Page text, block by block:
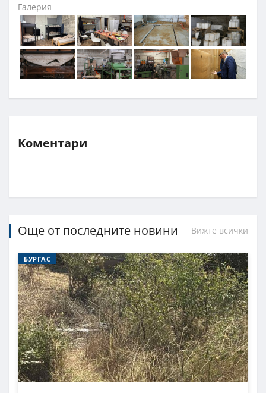
Галерия
Коментари
Още от последните новини Вижте всички
БУРГАС